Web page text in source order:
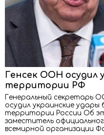
Генсек ООН осудил
территории РФ
Генеральный секретарь
осудил украинские удары
территории России Об
заместитель
всемирной организации